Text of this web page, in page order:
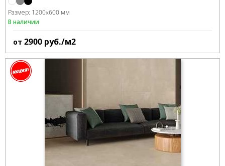
Размер: 1200x600 мм
В наличии
от 2900 руб./м2